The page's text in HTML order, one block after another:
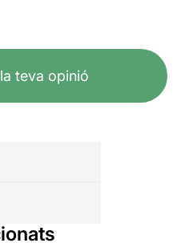
teva opinió